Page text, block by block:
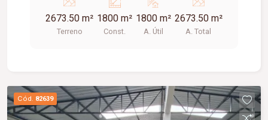
aproximadamente 1200m², energia trifásica, e
salas para escritórios. Além disso o imóvel
também conta com habite se comercial.
2673.50 m²
Terreno
1800 m²
Const.
1800 m²
A. Útil
2673.50 m²
A. Total
Cód. 82639